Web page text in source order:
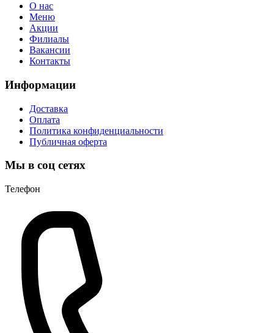
О нас
Меню
Акции
Филиалы
Вакансии
Контакты
Информации
Доставка
Оплата
Политика конфиденциальности
Публичная оферта
Мы в соц сетях
Телефон